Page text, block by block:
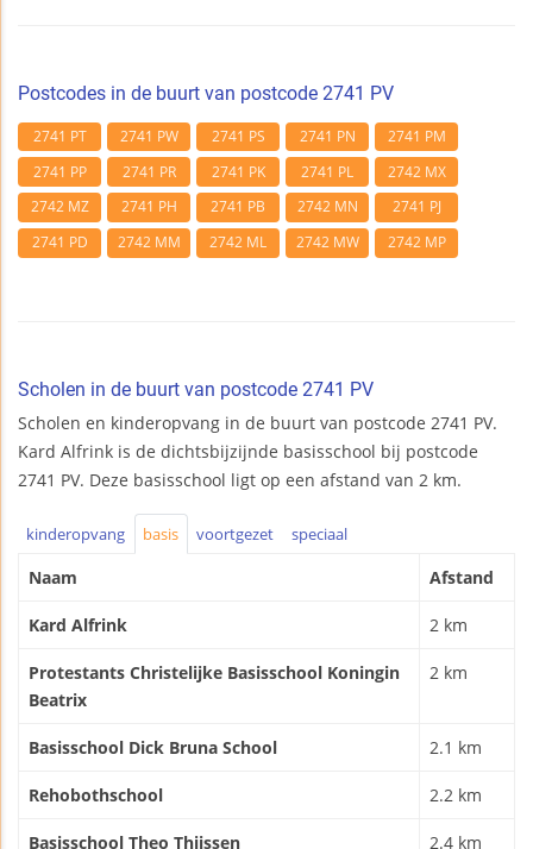
Postcodes in de buurt van postcode 2741 PV
2741 PT 2741 PW 2741 PS 2741 PN
2741 PM
2741 PP
2741 PR 2741 PK 2741 PL
2742 MX
2742 MZ
2741 PH 2741 PB 2742 MN
2741 PJ
2741 PD
2742 MM 2742 ML 2742 MW 2742 MP
Scholen in de buurt van postcode 2741 PV
Scholen en kinderopvang in de buurt van postcode 2741 PV.
Kard Alfrink is de dichtsbijzijnde basisschool bij postcode
2741 PV. Deze basisschool ligt op een afstand van 2 km.
kinderopvang basis voortgezet speciaal
Naam Afstand
Kard Alfrink 2 km
Protestants Christelijke Basisschool Koningin
Beatrix
2 km
Basisschool Dick Bruna School 2.1 km
Rehobothschool 2.2 km
Basisschool Theo Thijssen 2.4 km